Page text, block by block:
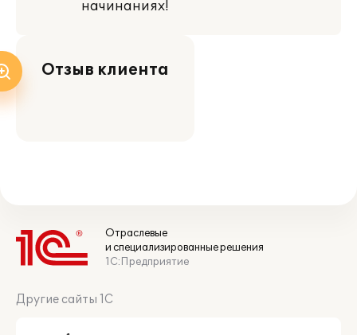
начинаниях!
Отзыв клиента
Отраслевые
и специализированные решения
1С:Предприятие
Другие сайты 1С